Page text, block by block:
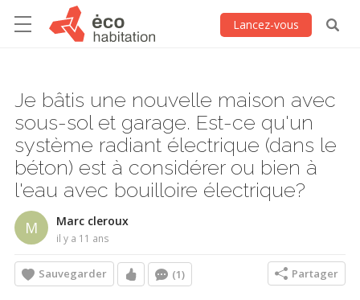
Lancez-vous
Je bâtis une nouvelle maison avec
sous-sol et garage. Est-ce qu'un
système radiant électrique (dans le
béton) est à considérer ou bien à
l'eau avec bouilloire électrique?
M Marc cleroux
il y a 11 ans
Sauvegarder (1) Partager